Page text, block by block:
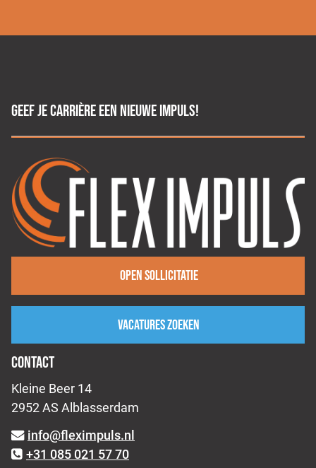
GEEF JE CARRIÈRE EEN NIEUWE IMPULS!
Open sollicitatie
Vacatures zoeken
CONTACT
Kleine Beer 14
2952 AS Alblasserdam
info@fleximpuls.nl
+31 085 021 57 70